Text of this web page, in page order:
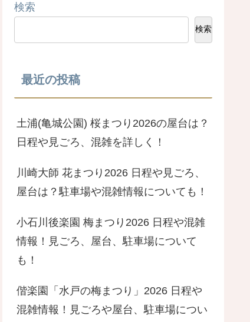
検索
検索
最近の投稿
土浦(亀城公園) 桜まつり2026の屋台は？
日程や見ごろ、混雑を詳しく！
川崎大師 花まつり2026 日程や見ごろ、
屋台は？駐車場や混雑情報についても！
小石川後楽園 梅まつり2026 日程や混雑
情報！見ごろ、屋台、駐車場について
も！
偕楽園「水戸の梅まつり」2026 日程や
混雑情報！見ごろや屋台、駐車場につい